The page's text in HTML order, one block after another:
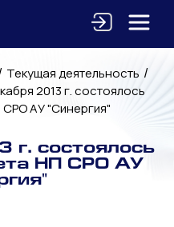
Текущая деятельность /
2013 г. состоялось
АУ "Синергия"
г. состоялось
НП СРО АУ